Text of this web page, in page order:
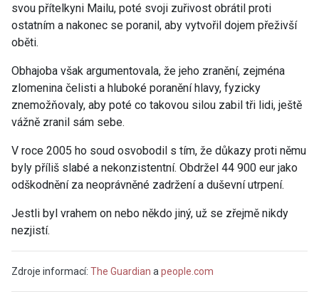
svou přítelkyni Mailu, poté svoji zuřivost obrátil proti
ostatním a nakonec se poranil, aby vytvořil dojem přeživší
oběti.
Obhajoba však argumentovala, že jeho zranění, zejména
zlomenina čelisti a hluboké poranění hlavy, fyzicky
znemožňovaly, aby poté co takovou silou zabil tři lidi, ještě
vážně zranil sám sebe.
V roce 2005 ho soud osvobodil s tím, že důkazy proti němu
byly příliš slabé a nekonzistentní. Obdržel 44 900 eur jako
odškodnění za neoprávněné zadržení a duševní utrpení.
Jestli byl vrahem on nebo někdo jiný, už se zřejmě nikdy
nezjistí.
Zdroje informací: The Guardian a people.com